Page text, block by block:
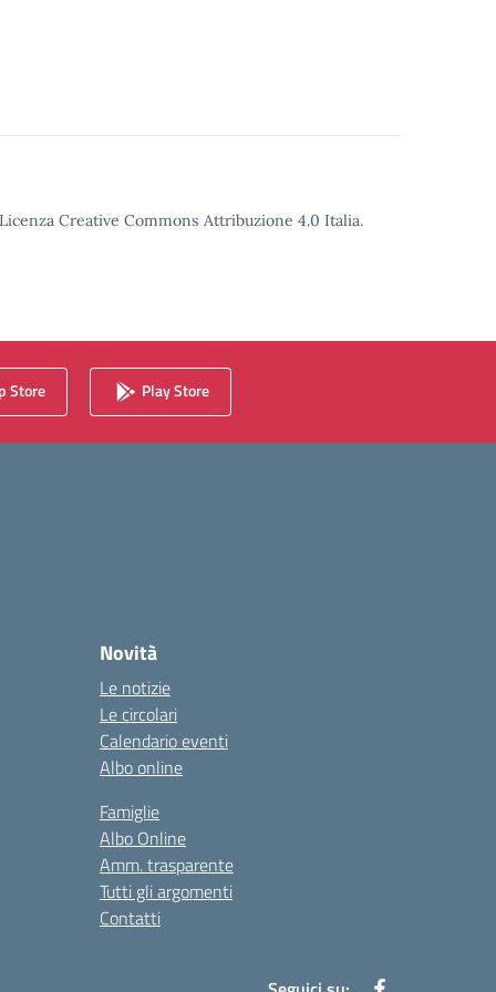
Creative Commons Attribuzione 4.0 Italia.
Store Play Store
Novità
Le notizie
Le circolari
Calendario eventi
Albo online
Famiglie
Albo Online
Amm. trasparente
Tutti gli argomenti
Contatti